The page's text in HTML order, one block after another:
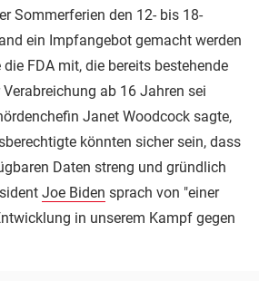
Sommerferien den 12- bis 18-
ein Impfangebot gemacht werden
FDA mit, die bereits bestehende
ab 16 Jahren sei
Janet Woodcock sagte,
könnten sicher sein, dass
Daten streng und gründlich
Joe Biden sprach von "einer
in unserem Kampf gegen